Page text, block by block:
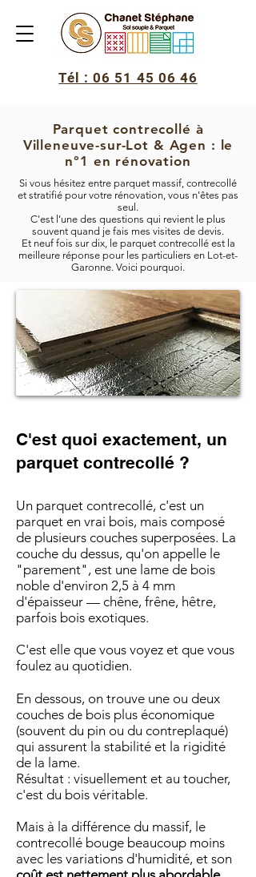
Tél : 06 51 45 06 46
Parquet contrecollé à
Villeneuve-sur-Lot & Agen : le
n°1 en rénovation
Si vous hésitez entre parquet massif, contrecollé
et stratifié pour votre rénovation, vous n'êtes pas
seul.
C'est l'une des questions qui revient le plus
souvent quand je fais mes visites de devis.
Et neuf fois sur dix, le parquet contrecollé est la
meilleure réponse pour les particuliers en Lot-et-
Garonne. Voici pourquoi.
C'est quoi exactement, un
parquet contrecollé ?
Un parquet contrecollé, c'est un
parquet en vrai bois, mais composé
de plusieurs couches superposées. La
couche du dessus, qu'on appelle le
"parement", est une lame de bois
noble d'environ 2,5 à 4 mm
d'épaisseur — chêne, frêne, hêtre,
parfois bois exotiques.
C'est elle que vous voyez et que vous
foulez au quotidien.
En dessous, on trouve une ou deux
couches de bois plus économique
(souvent du pin ou du contreplaqué)
qui assurent la stabilité et la rigidité
de la lame.
Résultat : visuellement et au toucher,
c'est du bois véritable.
Mais à la différence du massif, le
contrecollé bouge beaucoup moins
avec les variations d'humidité, et son